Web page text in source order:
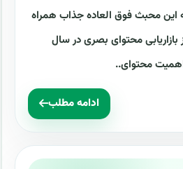
این محبث فوق العاده جذاب همراه
بازاریابی محتوای بصری در سال
ادامه مطلب